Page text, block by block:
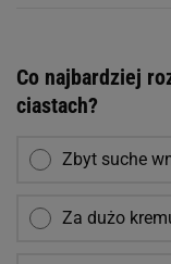
Co najbardziej
ciastach?
Zbyt suche
Za dużo